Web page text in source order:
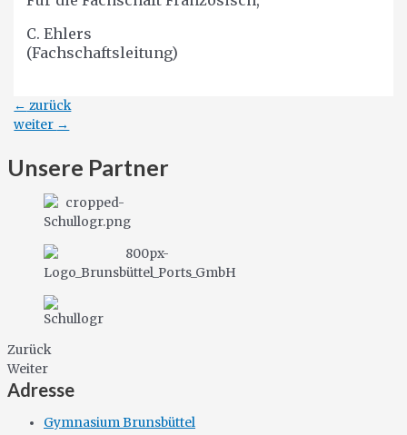
C. Ehlers
(Fachschaftsleitung)
Beitragsnavigation
← zurück
weiter →
Unsere Partner
Zurück
Weiter
Adresse
Gymnasium Brunsbüttel